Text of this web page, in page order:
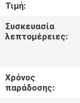
ΜΑΣ
ΕΛΆΤΕ
ΣΕ
ΜΕ
Τιμή:
Συσκευασία
λεπτομέρειες:
Χρόνος
παράδοσης: